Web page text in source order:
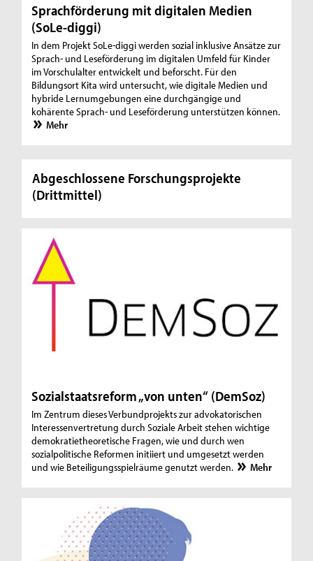
Sprachförderung mit digitalen Medien
(SoLe-diggi)
In dem Projekt SoLe-diggi werden sozial inklusive Ansätze zur
Sprach- und Leseförderung im digitalen Umfeld für Kinder
im Vorschulalter entwickelt und beforscht. Für den
Bildungsort Kita wird untersucht, wie digitale Medien und
hybride Lernumgebungen eine durchgängige und
kohärente Sprach- und Leseförderung unterstützen können.
Mehr
Abgeschlossene Forschungsprojekte
(Drittmittel)
Sozialstaatsreform „von unten“ (DemSoz)
Im Zentrum dieses Verbundprojekts zur advokatorischen
Interessenvertretung durch Soziale Arbeit stehen wichtige
demokratietheoretische Fragen, wie und durch wen
sozialpolitische Reformen initiiert und umgesetzt werden
und wie Beteiligungsspielräume genutzt werden.
Mehr